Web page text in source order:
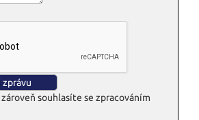
souhlasíte se zpracováním